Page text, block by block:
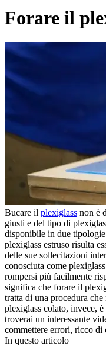
Forare il
Bucare il plexiglass non è
giusti e del tipo di
disponibile in due
plexiglass estruso risulta
delle sue sollecitazioni
conosciuta come
rompersi più facilmente
significa che forare il
tratta di una procedura
plexiglass colato, invece,
troverai un interessante
commettere errori, ricco
In questo articolo